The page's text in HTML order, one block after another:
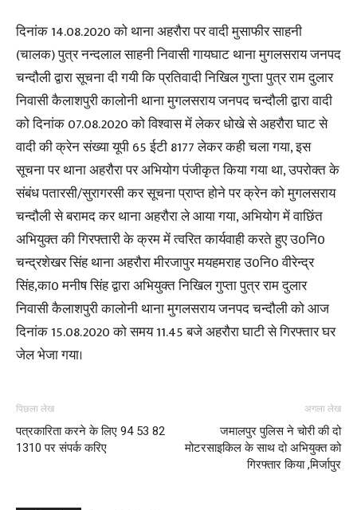
दिनांक 14.08.2020 को थाना अहरौरा पर वादी मुसाफीर साहनी
(चालक) पुत्र नन्दलाल साहनी निवासी गायघाट थाना मुगलसराय जनपद
चन्दौली द्वारा सूचना दी गयी कि प्रतिवादी निखिल गुप्ता पुत्र राम दुलार
निवासी कैलाशपुरी कालोनी थाना मुगलसराय जनपद चन्दौली द्वारा वादी
को दिनांक 07.08.2020 को विश्वास में लेकर धोखे से अहरौरा घाट से
वादी की क्रेन संख्या यूपी 65 ईटी 8177 लेकर कही चला गया, इस
सूचना पर थाना अहरौरा पर अभियोग पंजीकृत किया गया था, उपरोक्त के
संबंध पतारसी/सुरागरसी कर सूचना प्राप्त होने पर क्रेन को मुगलसराय
चन्दौली से बरामद कर थाना अहरौरा ले आया गया, अभियोग में वाछिंत
अभियुक्त की गिरफ्तारी के क्रम में त्वरित कार्यवाही करते हुए उ0नि0
चन्द्रशेखर सिंह थाना अहरौरा मीरजापुर मयहमराह उ0नि0 वीरेन्द्र
सिंह,का0 मनीष सिंह द्वारा अभियुक्त निखिल गुप्ता पुत्र राम दुलार
निवासी कैलाशपुरी कालोनी थाना मुगलसराय जनपद चन्दौली को आज
दिनांक 15.08.2020 को समय 11.45 बजे अहरौरा घाटी से गिरफ्तार घर
जेल भेजा गया।
पिछला लेख
पत्रकारिता करने के लिए 94 53 82
1310 पर संपर्क करिए
अगला लेख
जमालपुर पुलिस ने चोरी की दो
मोटरसाइकिल के साथ दो अभियुक्त को
गिरफ्तार किया ,मिर्जापुर